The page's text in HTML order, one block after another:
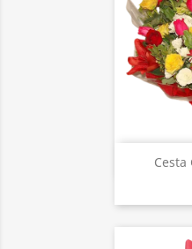
Cesta
